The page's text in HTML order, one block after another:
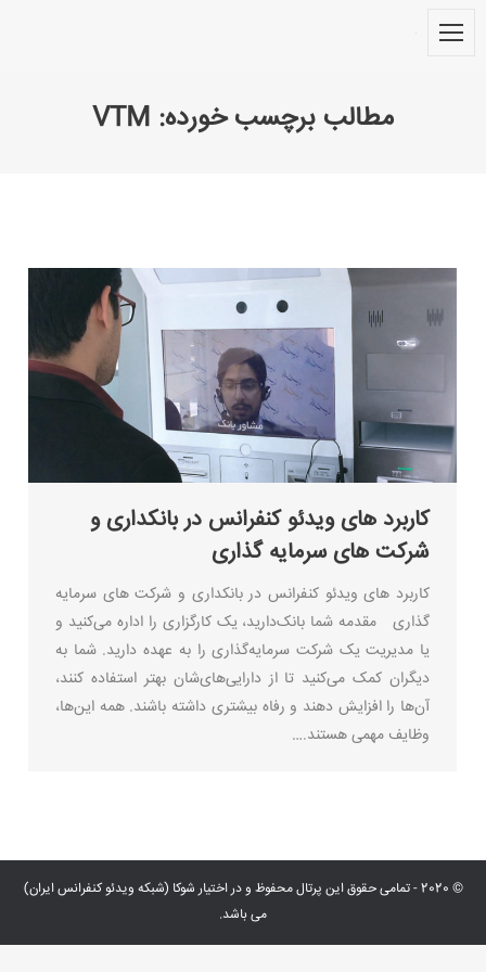
مطالب برچسب خورده: VTM
کاربرد های ویدئو کنفرانس در بانکداری و
شرکت های سرمایه گذاری
کاربرد های ویدئو کنفرانس در بانکداری و شرکت های سرمایه
گذاری مقدمه شما بانک‌دارید، یک کارگزاری را اداره می‌کنید و
یا مدیریت یک شرکت سرمایه‌گذاری را به عهده دارید. شما به
دیگران کمک می‌کنید تا از دارایی‌های‌شان بهتر استفاده کنند،
آن‌ها را افزایش دهند و رفاه بیشتری داشته باشند. همه این‌ها،
وظایف مهمی هستند.…
© 2020 - تمامی حقوق این پرتال محفوظ و در اختیار شوکا (شبکه ویدئو کنفرانس ایران)
می باشد.